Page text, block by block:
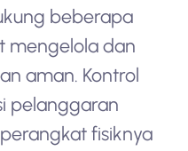
beberapa
mengelola dan
aman. Kontrol
pelanggaran
fisiknya